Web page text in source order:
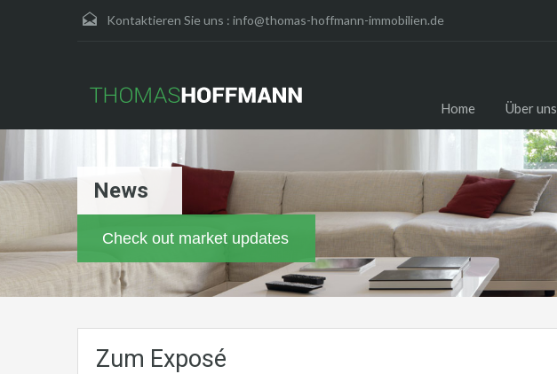
Kontaktieren Sie uns : info@thomas-hoffmann-immobilien.de
Home Über uns
News
Check out market updates
Zum Exposé